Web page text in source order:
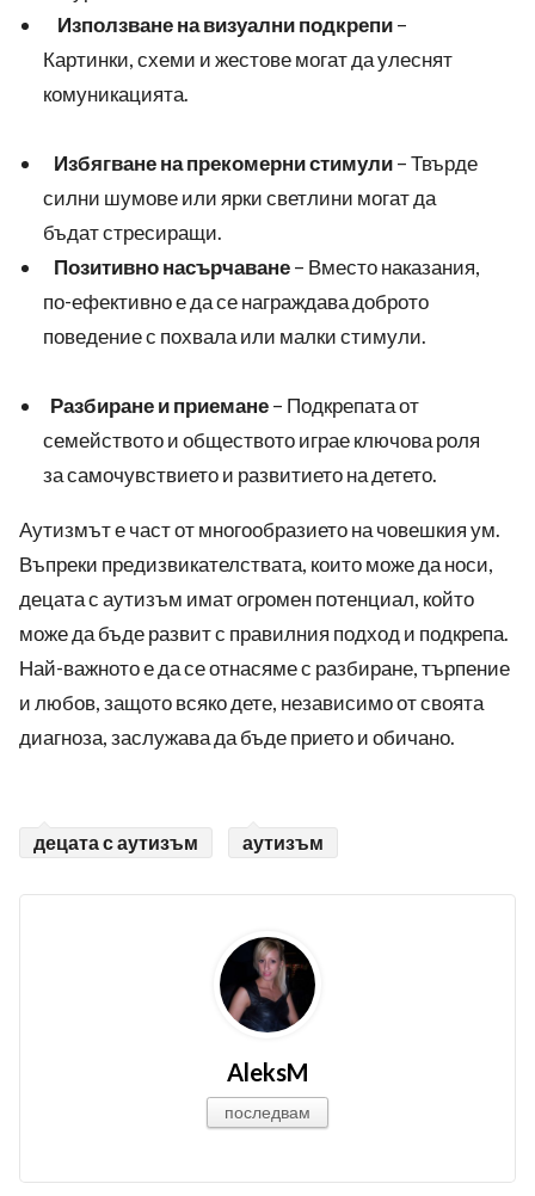
Използване на визуални подкрепи–
Картинки, схеми и жестове могат да улеснят
комуникацията.
Избягване на прекомерни стимули– Твърде
силни шумове или ярки светлини могат да
бъдат стресиращи.
Позитивно насърчаване– Вместо наказания,
по-ефективно е да се награждава доброто
поведение с похвала или малки стимули.
Разбиране и приемане– Подкрепата от
семейството и обществото играе ключова роля
за самочувствието и развитието на детето.
Аутизмът е част от многообразието на човешкия ум.
Въпреки предизвикателствата, които може да носи,
децата с аутизъм имат огромен потенциал, който
може да бъде развит с правилния подход и подкрепа.
Най-важното е да се отнасяме с разбиране, търпение
и любов, защото всяко дете, независимо от своята
диагноза, заслужава да бъде прието и обичано.
децата с аутизъм аутизъм
AleksM
последвам